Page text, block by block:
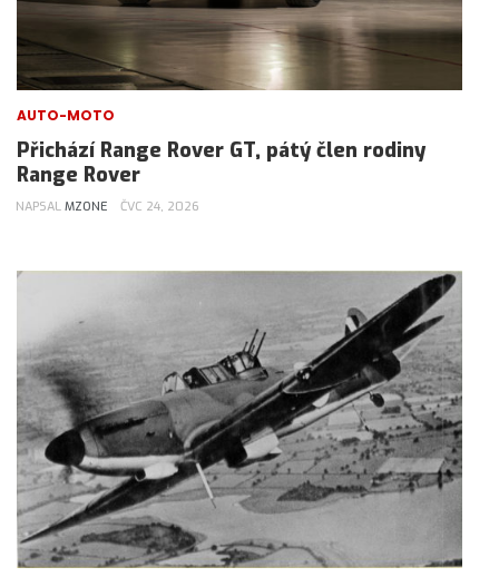
AUTO-MOTO
Přichází Range Rover GT, pátý člen rodiny
Range Rover
NAPSAL MZONE ČVC 24, 2026